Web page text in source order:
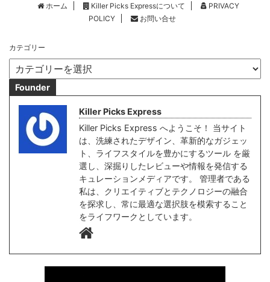
ホーム Killer Picks Expressについて
PRIVACY
POLICY
お問い合せ
カテゴリー
Founder
Killer Picks Express
Killer Picks Express へようこそ！ 当サイト
は、洗練されたデザイン、革新的なガジェッ
ト、ライフスタイルを豊かにするツール を厳
選し、深掘りしたレビューや情報を発信する
キュレーションメディアです。 管理者である
私は、クリエイティブとテクノロジーの融合
を探求し、常に最適な選択肢を模索すること
をライフワークとしています。